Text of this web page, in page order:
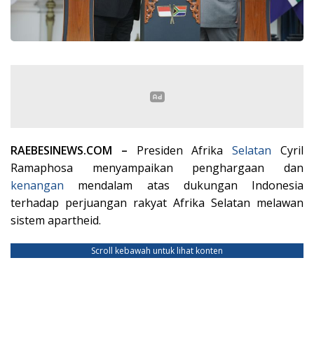
RAEBESINEWS.COM – Presiden AfrikaSelatan Cyril
Ramaphosa menyampaikan penghargaan dan
kenangan mendalam atas dukungan Indonesia
terhadap perjuangan rakyat Afrika Selatan melawan
sistem apartheid.
Scroll kebawah untuk lihat konten